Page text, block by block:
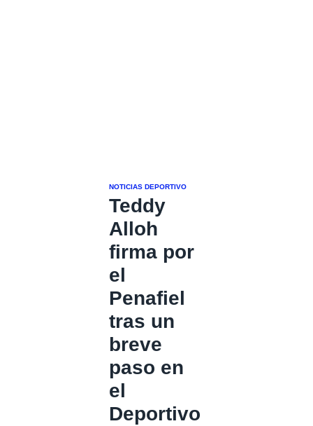
NOTICIAS DEPORTIVO
Teddy
Alloh
firma por
el
Penafiel
tras un
breve
paso en
el
Deportivo